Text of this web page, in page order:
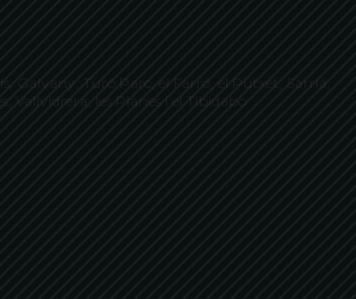
Galvany, Turó Parc, el Farró, el Putxet, Sarrià,
Vallvidrera, les Planes i el Tibidabo